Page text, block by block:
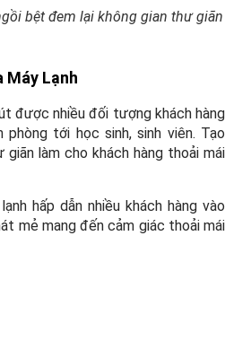
bệt đem lại không gian thư
Máy Lạnh
được nhiều đối tượng khách hàng
phòng tới học sinh, sinh viên. Tạo
làm cho khách hàng thoải mái
hấp dẫn nhiều khách hàng vào
mẻ mang đến cảm giác thoải mái